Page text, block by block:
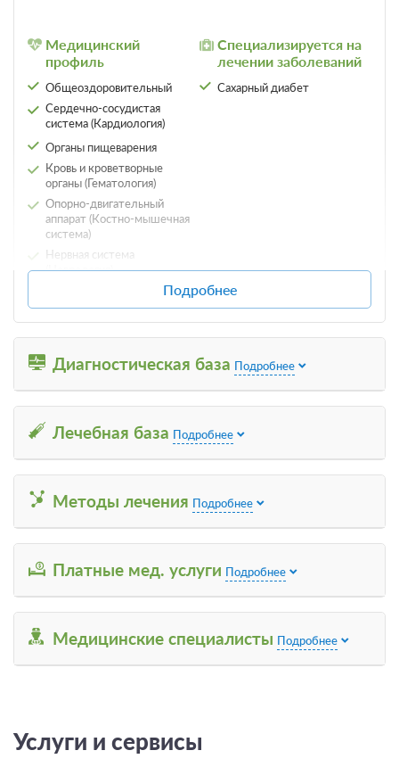
Оздоровительная путевка
Подробнее
В стоимость входит:
трехразовое питание по заказному меню
Требуется предоплата
5 500
ЗА НОЧЬ ДЛЯ 1 ГОСТЯ
Санаторно-курортное лечение
В стоимость входит:
лечение, трехразовое питание по заказному меню
Требуется предоплата
7 000
ЗА НОЧЬ ДЛЯ 1 ГОСТЯ
Забронировать
2 фото
Место в двухместном номере Подробнее
Ванная комната в номере
Медицинский
профиль
Общеоздоровительный
Сердечно-сосудистая
система (Кардиология)
Органы пищеварения
Кровь и кроветворные
органы (Гематология)
Опорно-двигательный
аппарат (Костно-мышечная
система)
Нервная система
(Неврология)
отоларингология)
Эндокринная система
Специализируется на
лечении заболеваний
Сахарный диабет
Подробнее
Диагностическая база Подробнее
Лечебная база Подробнее
Методы лечения Подробнее
Платные мед. услуги Подробнее
Медицинские специалисты Подробнее
Услуги и сервисы